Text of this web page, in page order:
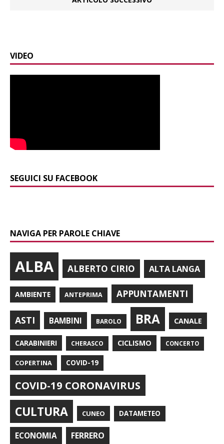
VIDEO
SEGUICI SU FACEBOOK
NAVIGA PER PAROLE CHIAVE
ALBA ALBERTO CIRIO ALTA LANGA
AMBIENTE ANTEPRIMA APPUNTAMENTI
ASTI BAMBINI BAROLO BRA CANALE
CARABINIERI CHERASCO CICLISMO CONCERTO
COPERTINA COVID-19
COVID-19 CORONAVIRUS
CULTURA CUNEO DATAMETEO
ECONOMIA FERRERO